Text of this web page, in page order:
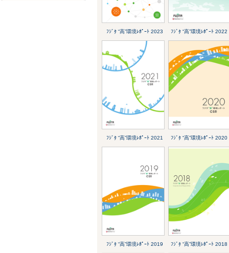
ﾌｼﾞﾀ “高”環境ﾚﾎﾟｰﾄ 2023 ﾌｼﾞﾀ “高”環境ﾚﾎﾟｰﾄ 2022
ﾌｼﾞﾀ “高”環境ﾚﾎﾟｰﾄ 2021 ﾌｼﾞﾀ “高”環境ﾚﾎﾟｰﾄ 2020
ﾌｼﾞﾀ “高”環境ﾚﾎﾟｰﾄ 2019 ﾌｼﾞﾀ “高”環境ﾚﾎﾟｰﾄ 2018